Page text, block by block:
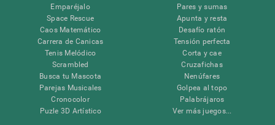
Emparéjalo
Space Rescue
Caos Matemático
Carrera de Canicas
Tenis Melódico
Scrambled
Busca tu Mascota
Parejas Musicales
Cronocolor
Puzle 3D Artístico
Pares y sumas
Apunta y resta
Desafío ratón
Tensión perfecta
Corta y cae
Cruzafichas
Nenúfares
Golpea al topo
Palabrájaros
Ver más juegos...